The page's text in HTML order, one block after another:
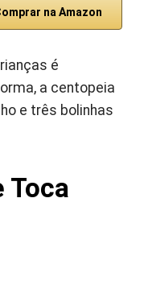
na Amazon
é
a centopeia
e três bolinhas